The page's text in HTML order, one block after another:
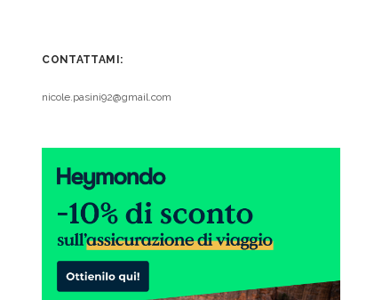
CONTATTAMI:
nicole.pasini92@gmail.com